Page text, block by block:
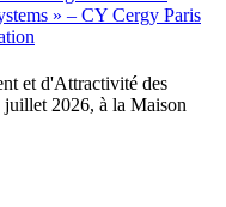
et d'Attractivité des
2026, à la Maison